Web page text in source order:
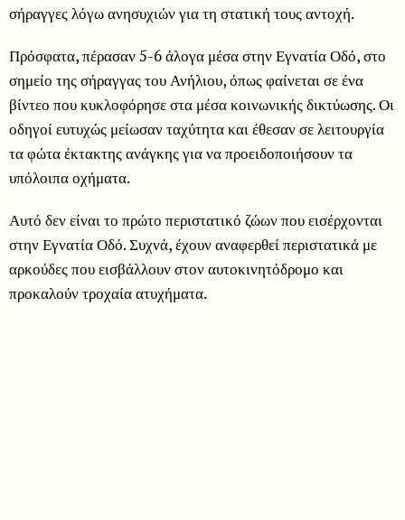
σήραγγες λόγω ανησυχιών για τη στατική τους αντοχή.
Πρόσφατα, πέρασαν 5-6 άλογα μέσα στην Εγνατία Οδό, στο
σημείο της σήραγγας του Ανήλιου, όπως φαίνεται σε ένα
βίντεο που κυκλοφόρησε στα μέσα κοινωνικής δικτύωσης. Οι
οδηγοί ευτυχώς μείωσαν ταχύτητα και έθεσαν σε λειτουργία
τα φώτα έκτακτης ανάγκης για να προειδοποιήσουν τα
υπόλοιπα οχήματα.
Αυτό δεν είναι το πρώτο περιστατικό ζώων που εισέρχονται
στην Εγνατία Οδό. Συχνά, έχουν αναφερθεί περιστατικά με
αρκούδες που εισβάλλουν στον αυτοκινητόδρομο και
προκαλούν τροχαία ατυχήματα.